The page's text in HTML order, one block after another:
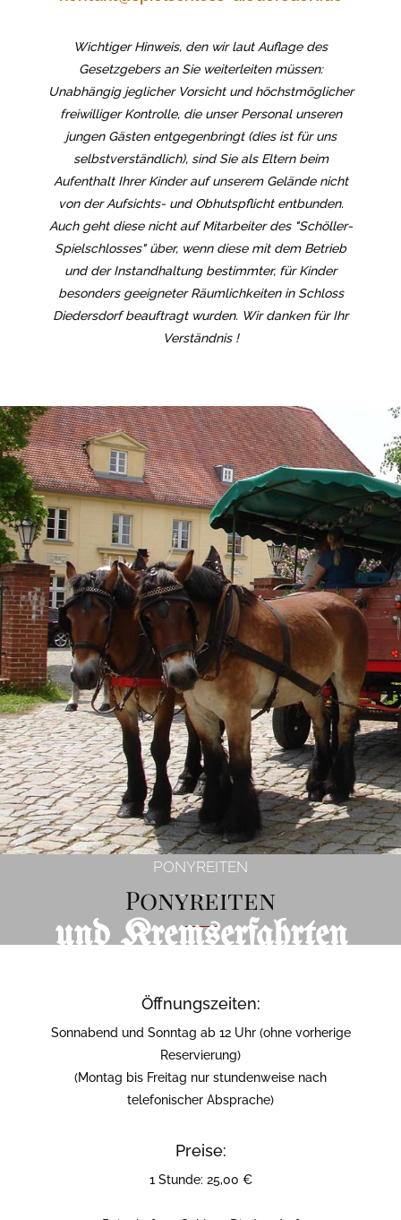
Wichtiger Hinweis, den wir laut Auflage des
Gesetzgebers an Sie weiterleiten müssen:
Unabhängig jeglicher Vorsicht und höchstmöglicher
freiwilliger Kontrolle, die unser Personal unseren
jungen Gästen entgegenbringt (dies ist für uns
selbstverständlich), sind Sie als Eltern beim
Aufenthalt Ihrer Kinder auf unserem Gelände nicht
von der Aufsichts- und Obhutspflicht entbunden.
Auch geht diese nicht auf Mitarbeiter des "Schöller-
Spielschlosses" über, wenn diese mit dem Betrieb
und der Instandhaltung bestimmter, für Kinder
besonders geeigneter Räumlichkeiten in Schloss
Diedersdorf beauftragt wurden. Wir danken für Ihr
Verständnis !
PONYREITEN
und Kremserfahrten
Ponyreiten
Öffnungszeiten:
Sonnabend und Sonntag ab 12 Uhr (ohne vorherige
Reservierung)
(Montag bis Freitag nur stundenweise nach
telefonischer Absprache)
Preise:
1 Stunde: 25,00 €